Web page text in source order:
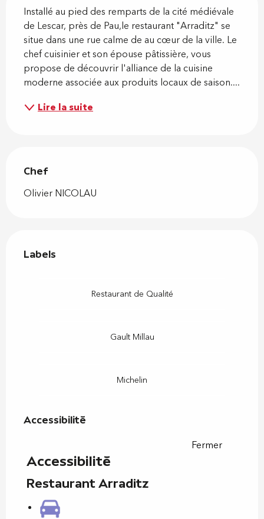
Installé au pied des remparts de la cité médiévale
de Lescar, près de Pau,le restaurant "Arraditz" se
situe dans une rue calme de au cœur de la ville. Le
chef cuisinier et son épouse pâtissière, vous
propose de découvrir l'alliance de la cuisine
moderne associée aux produits locaux de saison....
Lire la suite
Chef
Chef
Olivier NICOLAU
Labels
Labels
Restaurant de Qualité
Gault Millau
Michelin
Accessibilité
Fermer
Accessibilité
Restaurant Arraditz